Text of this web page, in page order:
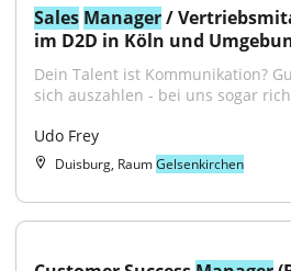
Sales Manager /
im D2D in Köln und
Dein Talent ist Kommunikation?
sich auszahlen - bei uns sogar
Udo Frey
Duisburg, RaumGelsenkirchen